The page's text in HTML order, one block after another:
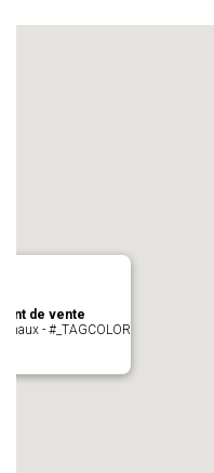
de vente
- #_TAGCOLOR